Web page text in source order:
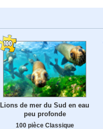
Lions de mer du Sud en eau
peu profonde
100 pièce Classique